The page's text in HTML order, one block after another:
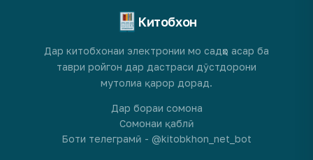
Китобхон
Дар китобхонаи электронии мо садҳо асар ба
таври ройгон дар дастраси дӯстдорони
мутолиа қарор дорад.
Дар бораи сомона
Сомонаи қаблӣ
Боти телеграмӣ - @kitobkhon_net_bot